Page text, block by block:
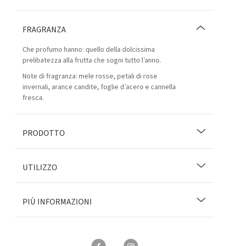
FRAGRANZA
Che profumo hanno: quello della dolcissima
prelibatezza alla frutta che sogni tutto l’anno.
Note di fragranza: mele rosse, petali di rose
invernali, arance candite, foglie d’acero e cannella
fresca.
PRODOTTO
UTILIZZO
PIÙ INFORMAZIONI